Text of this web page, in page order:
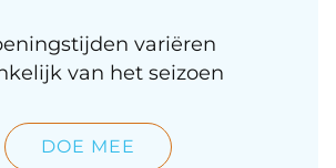
variëren
van het seizoen
DOE MEE